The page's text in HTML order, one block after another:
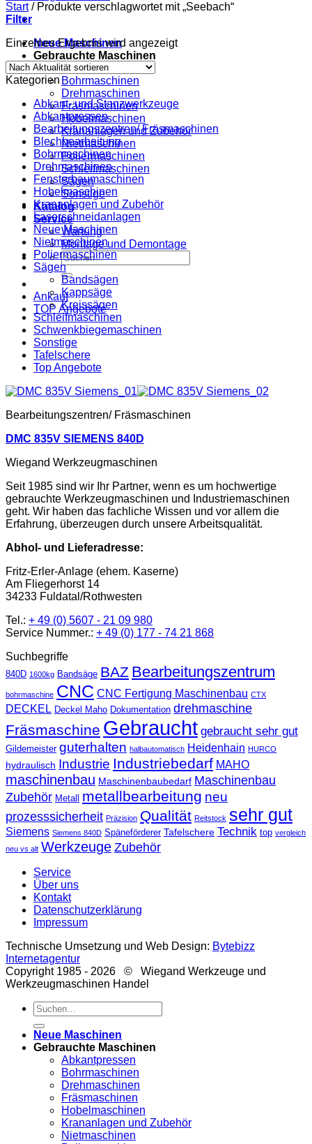
Neue Maschinen
Gebrauchte Maschinen
Abkantpressen
Bohrmaschinen
Drehmaschinen
Fräsmaschinen
Hobelmaschinen
Krananlagen und Zubehör
Nietmaschinen
Poliermaschinen
Schleifmaschinen
Sägen
Sonstige
Katalog
Service
Wartung
Montage und Demontage
Suche
nach:
Ankauf
TOP Angebote
Start /Produkte verschlagwortet mit „Seebach“
Filter
Einzelnes Ergebnis wird angezeigt
Kategorien
Abkant- und Stanzwerkzeuge
Abkantpressen
Bearbeitungszentren/ Fräsmaschinen
Blechbearbeitung
Bohrmaschinen
Drehmaschinen
Fensterbaumaschinen
Hobelmaschinen
Krananlagen und Zubehör
Laserschneidanlagen
Neue Maschinen
Nietmaschinen
Poliermaschinen
Sägen
Bandsägen
Kappsäge
Kreissägen
Schleifmaschinen
Schwenkbiegemaschinen
Sonstige
Tafelschere
Top Angebote
Bearbeitungszentren/ Fräsmaschinen
DMC 835V SIEMENS 840D
Wiegand Werkzeugmaschinen
Seit 1985 sind wir Ihr Partner, wenn es um hochwertige
gebrauchte Werkzeugmaschinen und Industriemaschinen
geht. Wir haben das fachliche Wissen und vor allem die
Erfahrung, überzeugen durch unsere Arbeitsqualität.
Abhol- und Lieferadresse:
Fritz-Erler-Anlage (ehem. Kaserne)
Am Fliegerhorst 14
34233 Fuldatal/Rothwesten
Tel.: + 49 (0) 5607 - 21 09 980
Service Nummer.: + 49 (0) 177 - 74 21 868
Suchbegriffe
840D 1600kg Bandsäge BAZ Bearbeitungszentrum
bohrmaschine CNC CNC Fertigung Maschinenbau CTX
DECKEL Deckel Maho Dokumentation drehmaschine
Fräsmaschine Gebraucht gebraucht sehr gut
Gildemeister guterhalten halbautomatisch Heidenhain HURCO
hydraulisch Industrie Industriebedarf MAHO
maschinenbau Maschinenbaubedarf Maschinenbau
Zubehör Metall metallbearbeitung neu
prozesssicherheit Präzision Qualität Reitstock sehr gut
Siemens Siemens 840D Späneförderer Tafelschere Technik top vergleich
neu vs alt Werkzeuge Zubehör
Service
Über uns
Kontakt
Datenschutzerklärung
Impressum
Technische Umsetzung und Web Design: Bytebizz
Internetagentur
Copyright 1985 - 2026 © Wiegand Werkzeuge und
Werkzeugmaschinen Handel
Suche
nach:
Neue Maschinen
Gebrauchte Maschinen
Abkantpressen
Bohrmaschinen
Drehmaschinen
Fräsmaschinen
Hobelmaschinen
Krananlagen und Zubehör
Nietmaschinen